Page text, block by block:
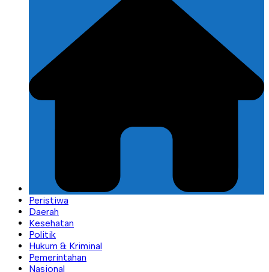
Peristiwa
Daerah
Kesehatan
Politik
Hukum & Kriminal
Pemerintahan
Nasional